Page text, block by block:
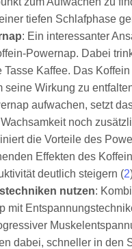
tiefen Schlafphase
: Ein interessanter
Powernap. Dabei
Tasse Kaffee. Das
seine Wirkung zu
aufwachen, setzt
noch
die Vorteile des
Effekten des
deutlich steigern (2
nutzen:
mit
dabei, schneller in den